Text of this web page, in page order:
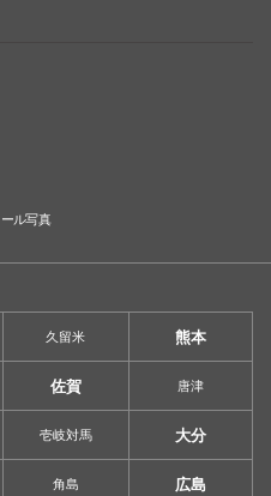
ル写真
久留米 熊本
佐賀 唐津
壱岐対馬 大分
角島 広島